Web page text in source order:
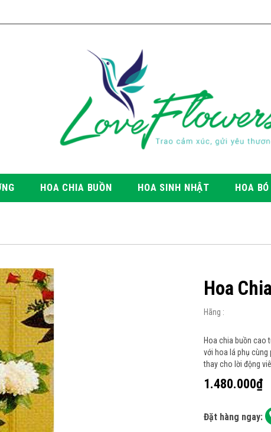
HOA CHIA BUỒN HOA SINH NHẬT HOA BÓ
Hoa
Hãng :
Hoa chia buồn cao
với hoa lá phụ
thay cho lời động
1.480.000₫
Đặt hàng ngay: